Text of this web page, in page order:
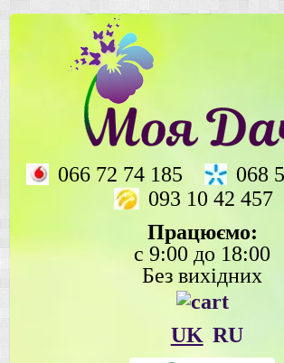
066 72 74 185
068
093 10 42 457
Працюємо:
с 9:00 до 18:00
Без вихідних
UK RU